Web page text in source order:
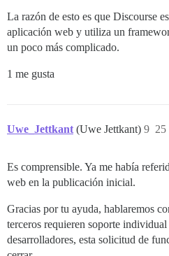
La razón de esto es que Discourse
aplicación web y utiliza un
un poco más complicado.
1 me gusta
Uwe_Jettkant (Uwe Jettkant) 25
9
Es comprensible. Ya me había
web en la publicación inicial.
Gracias por tu ayuda, hablaremos
terceros requieren soporte
desarrolladores, esta solicitud de